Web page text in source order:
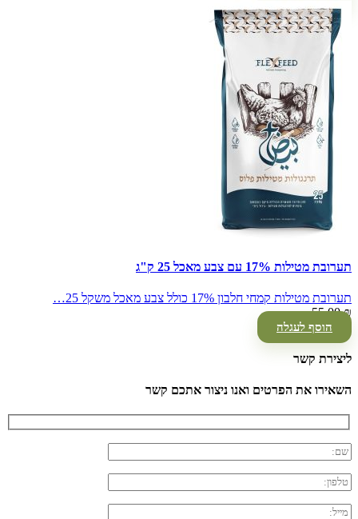
תערובת מטילות 17% עם צבע מאכל 25 ק"ג
תערובת מטילות קמחי חלבון 17% כולל צבע מאכל משקל 25…
55.00₪
הוסף לעגלה
ליצירת קשר
השאירו את הפרטים ואנו ניצור אתכם קשר